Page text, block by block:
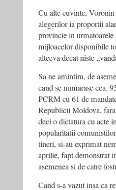
Cu alte cuvinte, Voronin
alegerilor ia proportii
provincie in
mijloacelor disponibile
altceva decat niste
Sa ne amintim, de
cand se numarase cca.
PCRM cu 61 de
Republicii Moldova,
deci o dictatura cu acte
popularitatii
tineri, si-au exprimat
aprilie, fapt demonstrat
asemenea si de catre
Cand s-a vazut insa ca